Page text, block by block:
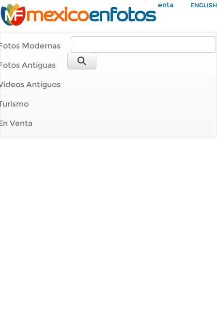
Mi Cuenta ENGLISH
Modernas
Antiguas
Antiguos
Venta